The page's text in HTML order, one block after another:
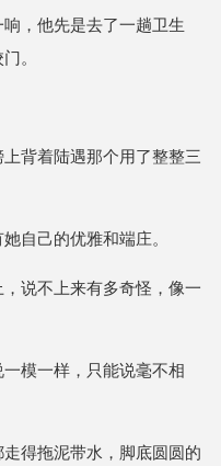
，他先是去了一趟卫生
。
背着陆遇那个用了整整三
自己的优雅和端庄。
说不上来有多奇怪，像一
模一样，只能说毫不相
得拖泥带水，脚底圆圆的